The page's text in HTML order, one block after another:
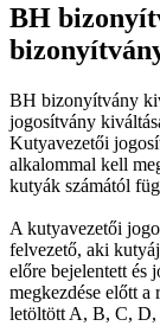
BH
BH bizonyítvány
jogosítvány
Kutyavezetői
alkalommal kell
kutyák számától
A kutyavezetői
felvezető, aki
előre bejelentett és
megkezdése előtt
letöltött A, B, C, D,